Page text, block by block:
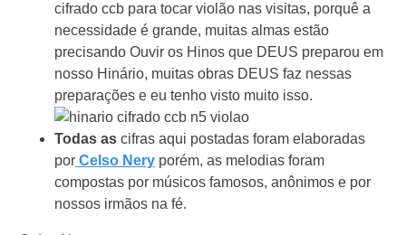
cifrado ccb para tocar violão nas visitas, porquê a
necessidade é grande, muitas almas estão
precisando Ouvir os Hinos que DEUS preparou em
nosso Hinário, muitas obras DEUS faz nessas
preparações e eu tenho visto muito isso.
Todas as cifras aqui postadas foram elaboradas
por Celso Nery porém, as melodias foram
compostas por músicos famosos, anônimos e por
nossos irmãos na fé.